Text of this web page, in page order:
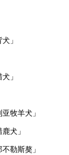
」
」
牧羊犬」
犬」
勒斯獒」